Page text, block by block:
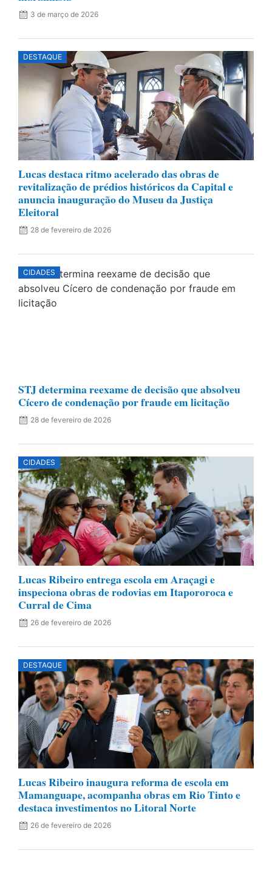
3 de março de 2026
DESTAQUE
Lucas destaca ritmo acelerado das obras de
revitalização de prédios históricos da Capital e
anuncia inauguração do Museu da Justiça
Eleitoral
28 de fevereiro de 2026
CIDADES
STJ determina reexame de decisão que absolveu
Cícero de condenação por fraude em licitação
28 de fevereiro de 2026
CIDADES
Lucas Ribeiro entrega escola em Araçagi e
inspeciona obras de rodovias em Itapororoca e
Curral de Cima
26 de fevereiro de 2026
DESTAQUE
Lucas Ribeiro inaugura reforma de escola em
Mamanguape, acompanha obras em Rio Tinto e
destaca investimentos no Litoral Norte
26 de fevereiro de 2026